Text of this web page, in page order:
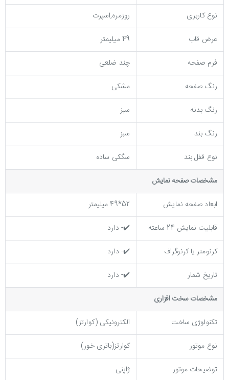
نوع کاربری
روزمره,اسپرت
عرض قاب
49 میلیمتر
فرم صفحه
چند ضلعی
رنگ صفحه
مشکی
رنگ بدنه
سبز
رنگ بند
سبز
نوع قفل بند
سگکی ساده
مشخصات صفحه نمايش
ابعاد صفحه نمایش
52*49 میلیمتر
قابلیت نمایش 24 ساعته
✔️- دارد
کرنومتر یا کرنوگراف
✔️- دارد
تاریخ شمار
✔️- دارد
مشخصات سخت افزاری
تکنولوژی ساخت
الکترونیکی (کوارتز)
نوع موتور
کوارتز(باتری خور)
توضیحات موتور
ژاپنی